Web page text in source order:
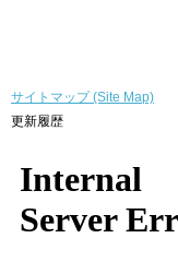
サイトマップ (Site Map)
更新履歴